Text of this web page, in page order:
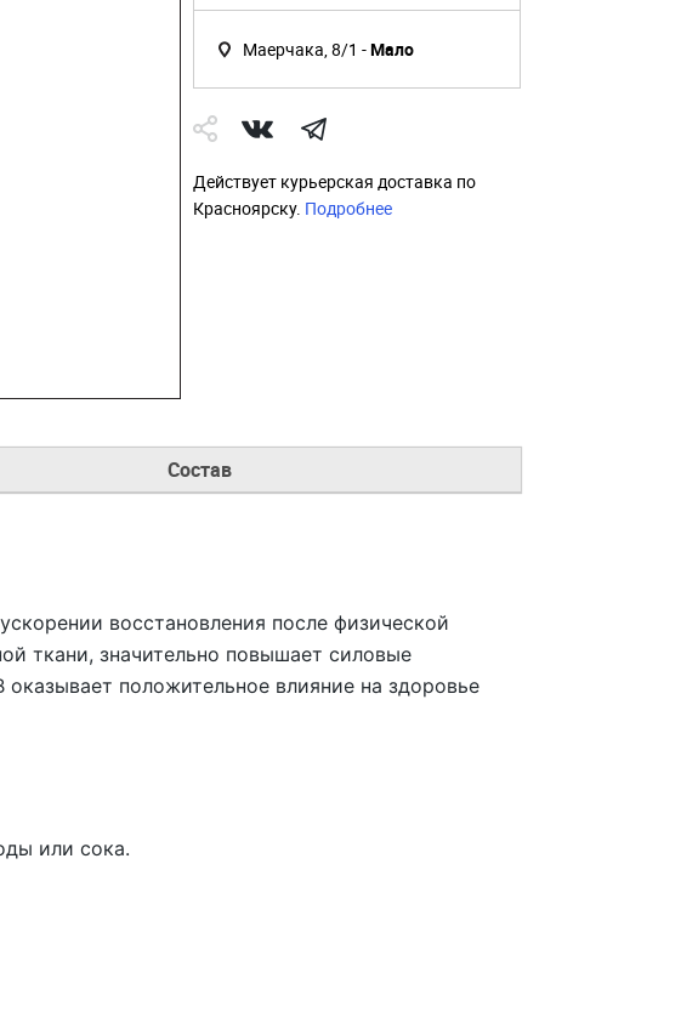
Маерчака, 8/1 -Мало
Действует курьерская доставка по
Красноярску. Подробнее
Состав
восстановления после физической
ткани, значительно повышает силовые
положительное влияние на здоровье
или сока.